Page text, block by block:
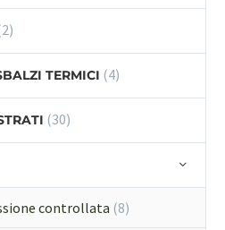
TERMICI (4)
(30)
controllata (8)